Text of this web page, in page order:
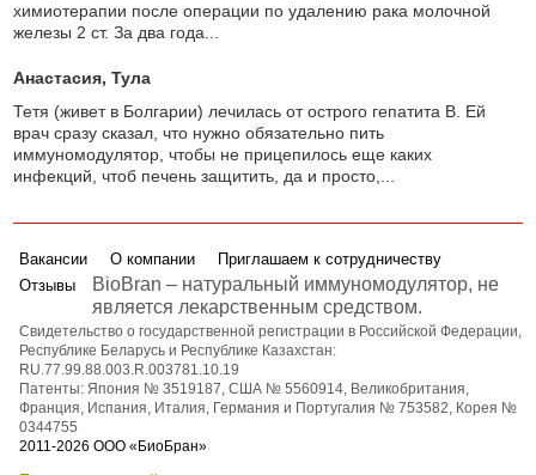
химиотерапии после операции по удалению рака молочной
железы 2 ст. За два года...
Анастасия, Тула
Тетя (живет в Болгарии) лечилась от острого гепатита В. Ей
врач сразу сказал, что нужно обязательно пить
иммуномодулятор, чтобы не прицепилось еще каких
инфекций, чтоб печень защитить, да и просто,...
Вакансии О компании
Приглашаем к сотрудничеству
Отзывы
BioBran – натуральный иммуномодулятор, не
является лекарственным средством.
Свидетельство о государственной регистрации в Российской Федерации,
Республике Беларусь и Республике Казахстан:
RU.77.99.88.003.R.003781.10.19
Патенты: Япония № 3519187, США № 5560914, Великобритания,
Франция, Испания, Италия, Германия и Португалия № 753582, Корея №
0344755
2011-2026 ООО «БиоБран»